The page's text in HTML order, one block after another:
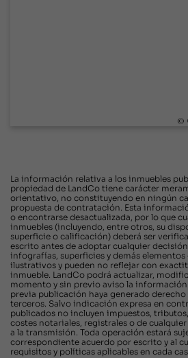
©
La información relativa a los inmuebles
propiedad de LandCo tiene carácter
orientativo, no constituyendo en ningún
propuesta de contratación. Esta
o encontrarse desactualizada, por lo que
inmuebles (incluyendo, entre otros, su
superficie o calificación) deberá ser
escrito antes de adoptar cualquier
infografías, superficies y demás
ilustrativos y pueden no reflejar con
inmueble. LandCo podrá actualizar,
momento y sin previo aviso la información
previa publicación haya generado
terceros. Salvo indicación expresa en
publicados no incluyen impuestos,
costes notariales, registrales o de
a la transmisión. Toda operación estará
correspondiente acuerdo por escrito y al
requisitos y políticas aplicables en cada